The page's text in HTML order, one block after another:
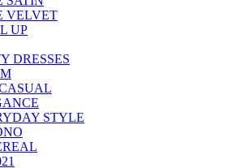
VELVET
UP
DRESSES
STYLE